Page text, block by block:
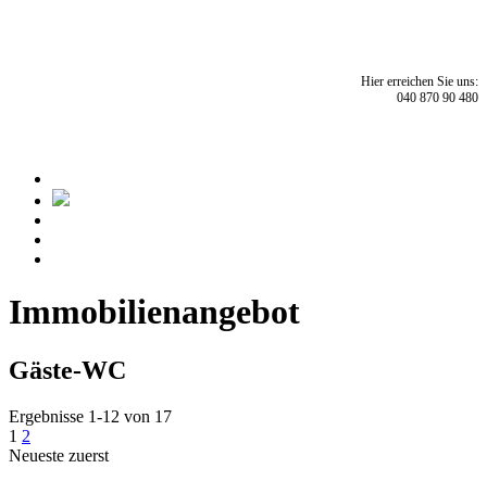
Hier erreichen Sie uns:
040 870 90 480
Immobilien­angebot
Gäste-WC
Ergebnisse 1-12 von 17
1 2
Neueste zuerst